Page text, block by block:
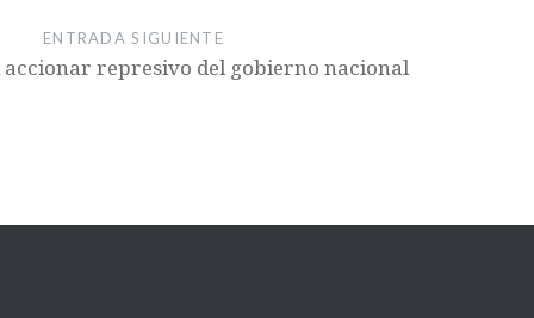
ENTRADA SIGUIENTE
accionar represivo del gobierno nacional